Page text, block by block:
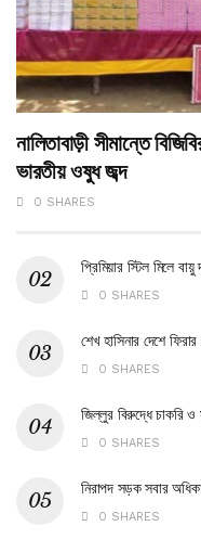
নালিতাবাড়ী সীমান্তে
ভারতীয় ওষুধ জব্দ
0 SHARES
প্রিমিয়ার স্টিল মিলে
0 SHARES
শেখ হাসিনার দেশে ফিরার
0 SHARES
জিল্লুর বিরুদ্ধে চাকরি ও
0 SHARES
নিরাপদ সড়ক সবার
0 SHARES